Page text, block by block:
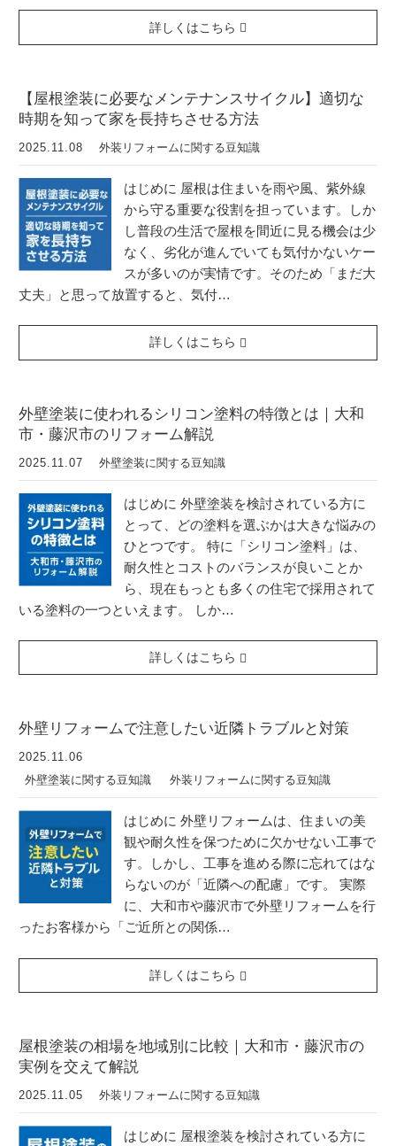
詳しくはこちら
【屋根塗装に必要なメンテナンスサイクル】適切な
時期を知って家を長持ちさせる方法
2025.11.08 外装リフォームに関する豆知識
はじめに 屋根は住まいを雨や風、紫外線
から守る重要な役割を担っています。しか
し普段の生活で屋根を間近に見る機会は少
なく、劣化が進んでいても気付かないケー
スが多いのが実情です。そのため「まだ大
丈夫」と思って放置すると、気付…
詳しくはこちら
外壁塗装に使われるシリコン塗料の特徴とは｜大和
市・藤沢市のリフォーム解説
2025.11.07 外壁塗装に関する豆知識
はじめに 外壁塗装を検討されている方に
とって、どの塗料を選ぶかは大きな悩みの
ひとつです。 特に「シリコン塗料」は、
耐久性とコストのバランスが良いことか
ら、現在もっとも多くの住宅で採用されて
いる塗料の一つといえます。 しか…
詳しくはこちら
外壁リフォームで注意したい近隣トラブルと対策
2025.11.06
外壁塗装に関する豆知識
外装リフォームに関する豆知識
はじめに 外壁リフォームは、住まいの美
観や耐久性を保つために欠かせない工事で
す。しかし、工事を進める際に忘れてはな
らないのが「近隣への配慮」です。 実際
に、大和市や藤沢市で外壁リフォームを行
ったお客様から「ご近所との関係…
詳しくはこちら
屋根塗装の相場を地域別に比較｜大和市・藤沢市の
実例を交えて解説
2025.11.05 外装リフォームに関する豆知識
はじめに 屋根塗装を検討されている方に